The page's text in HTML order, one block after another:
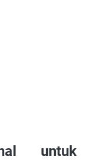
untuk